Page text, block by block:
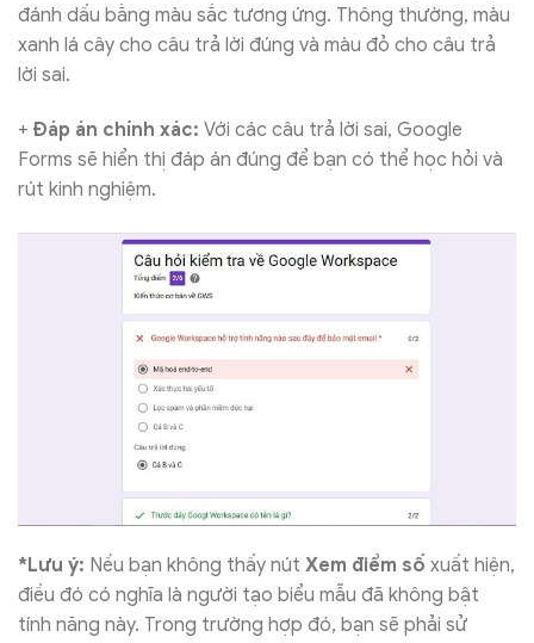
đánh dấu bằng màu sắc tương ứng. Thông thường, màu
xanh lá cây cho câu trả lời đúng và màu đỏ cho câu trả
lời sai.
+ Đáp án chính xác: Với các câu trả lời sai, Google
Forms sẽ hiển thị đáp án đúng để bạn có thể học hỏi và
rút kinh nghiệm.
*Lưu ý: Nếu bạn không thấy nút Xem điểm số xuất hiện,
điều đó có nghĩa là người tạo biểu mẫu đã không bật
tính năng này. Trong trường hợp đó, bạn sẽ phải sử